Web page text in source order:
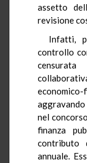
assetto
revisione
Infatti,
controllo
nel
finanza
contributo
annuale.